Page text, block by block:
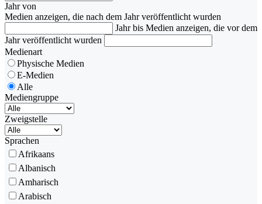
Jahr von
Medien anzeigen, die nach dem Jahr veröffentlicht wurden
Jahr bis Medien anzeigen, die vor dem
Jahr veröffentlicht wurden
Medienart
Physische Medien
E-Medien
Alle
Mediengruppe
Zweigstelle
Sprachen
Afrikaans
Albanisch
Amharisch
Arabisch